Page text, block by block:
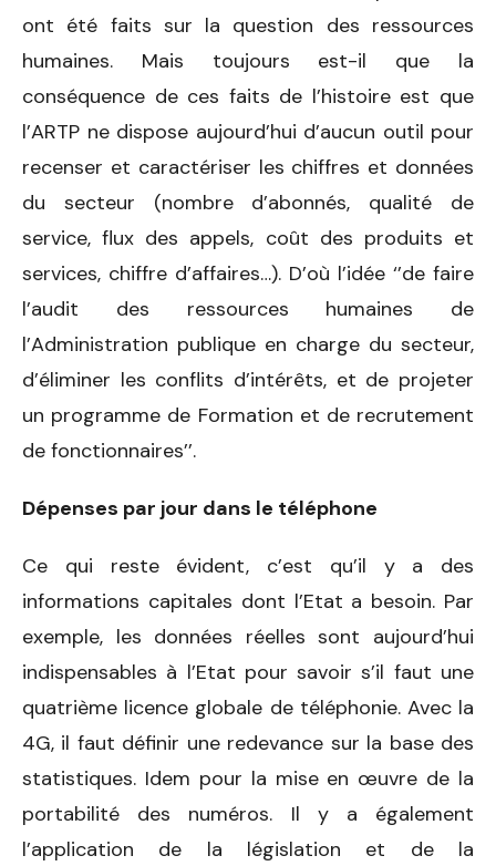
ont été faits sur la question des ressources
humaines. Mais toujours est-il que la
conséquence de ces faits de l’histoire est que
l’ARTP ne dispose aujourd’hui d’aucun outil pour
recenser et caractériser les chiffres et données
du secteur (nombre d’abonnés, qualité de
service, flux des appels, coût des produits et
services, chiffre d’affaires…). D’où l’idée ‘’de faire
l’audit des ressources humaines de
l’Administration publique en charge du secteur,
d’éliminer les conflits d’intérêts, et de projeter
un programme de Formation et de recrutement
de fonctionnaires’’.
Dépenses par jour dans le téléphone
Ce qui reste évident, c’est qu’il y a des
informations capitales dont l’Etat a besoin. Par
exemple, les données réelles sont aujourd’hui
indispensables à l’Etat pour savoir s’il faut une
quatrième licence globale de téléphonie. Avec la
4G, il faut définir une redevance sur la base des
statistiques. Idem pour la mise en œuvre de la
portabilité des numéros. Il y a également
l’application de la législation et de la